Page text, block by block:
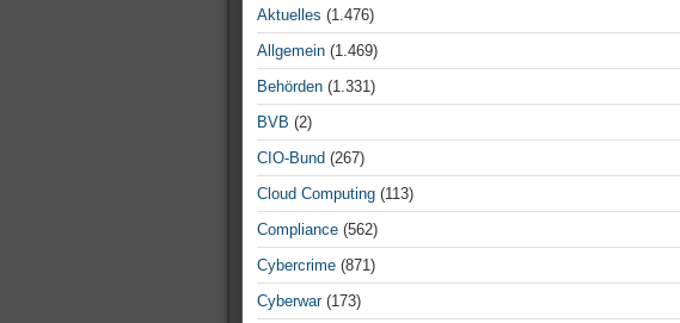
Aktuelles (1.476)
Allgemein (1.469)
Behörden (1.331)
BVB (2)
CIO-Bund (267)
Cloud Computing (113)
Compliance (562)
Cybercrime (871)
Cyberwar(173)